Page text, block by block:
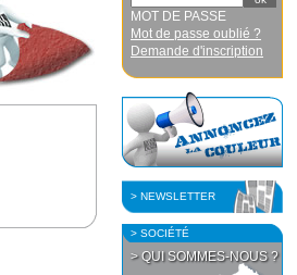
MOT DE PASSE
Mot de passe oublié ?
Demande d'inscription
> NEWSLETTER
> SOCIÉTÉ
> QUI SOMMES-NOUS ?